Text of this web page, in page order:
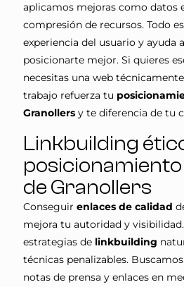
aplicamos mejoras como datos
compresión de recursos. Todo
experiencia del usuario y ayuda
posicionarte mejor. Si quieres
necesitas una web
trabajo refuerza tu
Granollers y te diferencia de tu
Linkbuilding
de Granollers
Conseguir enlaces de calidad
mejora tu autoridad y
estrategias de linkbuilding
técnicas penalizables.
notas de prensa y enlaces en